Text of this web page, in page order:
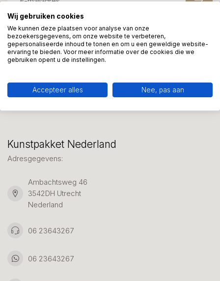
Meer informatie?
We helpen graag met uw keuze of geven advies, bel of app
ons 7 dagen per week: 06-23643267
Klantenservice
Kunstpakket Nederland
Adresgegevens:
Ambachtsweg 46
3542DH Utrecht
Nederland
06 23643267
06 23643267
Wij gebruiken cookies
We kunnen deze plaatsen voor analyse van onze
bezoekersgegevens, om onze website te verbeteren,
gepersonaliseerde inhoud te tonen en om u een geweldige website-
ervaring te bieden. Voor meer informatie over de cookies die we
gebruiken opent u de instellingen.
Accepteer alles Nee, pas aan